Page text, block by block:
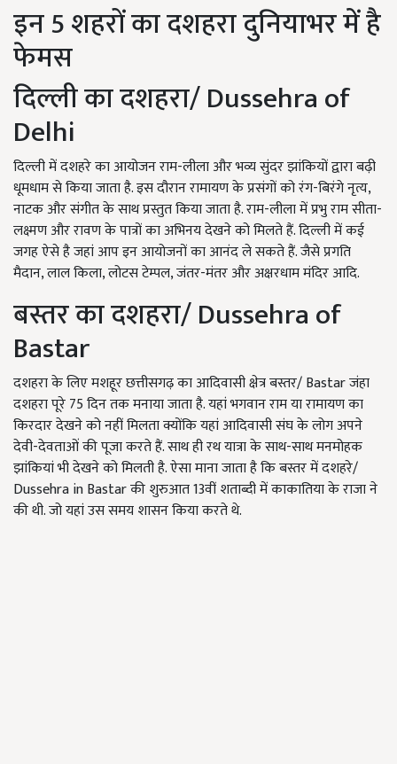
इन 5 शहरों का दशहरा दुनियाभर में है
फेमस
दिल्ली का दशहरा/ Dussehra of
Delhi
दिल्ली में दशहरे का आयोजन राम-लीला और भव्य सुंदर झांकियों द्वारा बढ़ी
धूमधाम से किया जाता है. इस दौरान रामायण के प्रसंगों को रंग-बिरंगे नृत्य,
नाटक और संगीत के साथ प्रस्तुत किया जाता है. राम-लीला में प्रभु राम सीता-
लक्ष्मण और रावण के पात्रों का अभिनय देखने को मिलते हैं. दिल्ली में कई
जगह ऐसे है जहां आप इन आयोजनों का आनंद ले सकते हैं. जैसे प्रगति
मैदान, लाल किला, लोटस टेम्पल, जंतर-मंतर और अक्षरधाम मंदिर आदि.
बस्तर का दशहरा/ Dussehra of
Bastar
दशहरा के लिए मशहूर छत्तीसगढ़ का आदिवासी क्षेत्र बस्तर/ Bastar जंहा
दशहरा पूरे 75 दिन तक मनाया जाता है. यहां भगवान राम या रामायण का
किरदार देखने को नहीं मिलता क्योंकि यहां आदिवासी संघ के लोग अपने
देवी-देवताओं की पूजा करते हैं. साथ ही रथ यात्रा के साथ-साथ मनमोहक
झांकियां भी देखने को मिलती है. ऐसा माना जाता है कि बस्तर में दशहरे/
Dussehra in Bastar की शुरुआत 13वीं शताब्दी में काकातिया के राजा ने
की थी. जो यहां उस समय शासन किया करते थे.